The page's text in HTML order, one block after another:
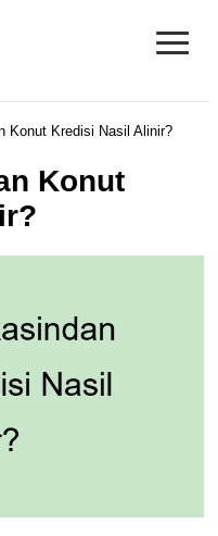
≡
Konut Kredisi Nasil Alinir?
Konut